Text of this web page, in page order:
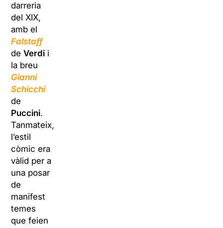
darreria
del XIX,
amb el
Falstaff
deVerdi i
la breu
Gianni
Schicchi
de
Puccini.
Tanmateix,
l’estil
còmic era
vàlid per a
una posar
de
manifest
temes
que feien